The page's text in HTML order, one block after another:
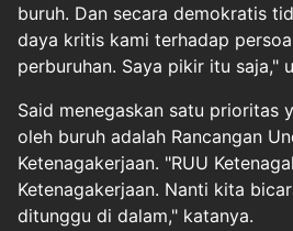
buruh. Dan secara demokratis
daya kritis kami terhadap
perburuhan. Saya pikir itu saja,"
Said menegaskan satu prioritas
oleh buruh adalah Rancangan
Ketenagakerjaan. "RUU
Ketenagakerjaan. Nanti kita
ditunggu di dalam," katanya.